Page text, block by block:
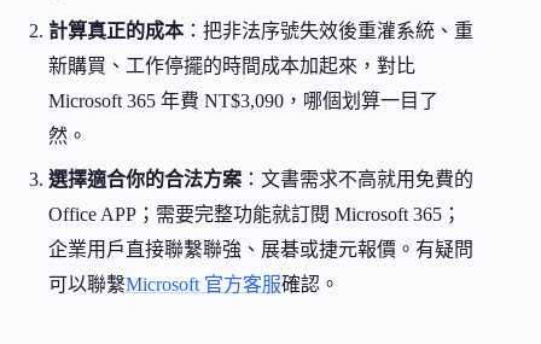
計算真正的成本：把非法序號失效後重灌系統、重
新購買、工作停擺的時間成本加起來，對比
Microsoft 365 年費 NT$3,090，哪個划算一目了
然。
選擇適合你的合法方案 ：文書需求不高就用免費的
Office APP；需要完整功能就訂閱 Microsoft 365；
企業用戶直接聯繫聯強、展碁或捷元報價。有疑問
可以聯繫Microsoft 官方客服確認。